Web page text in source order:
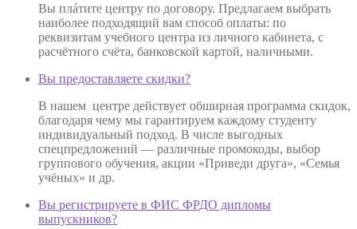
Вы плáтите центру по договору. Предлагаем выбрать
наиболее подходящий вам способ оплаты: по
реквизитам учебного центра из личного кабинета, с
расчётного счёта, банковской картой, наличными.
Вы предоставляете скидки?
В нашем центре действует обширная программа скидок,
благодаря чему мы гарантируем каждому студенту
индивидуальный подход. В числе выгодных
спецпредложений — различные промокоды, выбор
группового обучения, акции «Приведи друга», «Семья
учёных» и др.
Вы регистрируете в ФИС ФРДО дипломы
выпускников?